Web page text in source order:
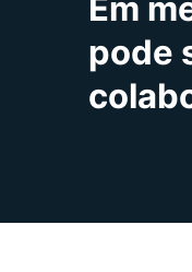
Em
pode